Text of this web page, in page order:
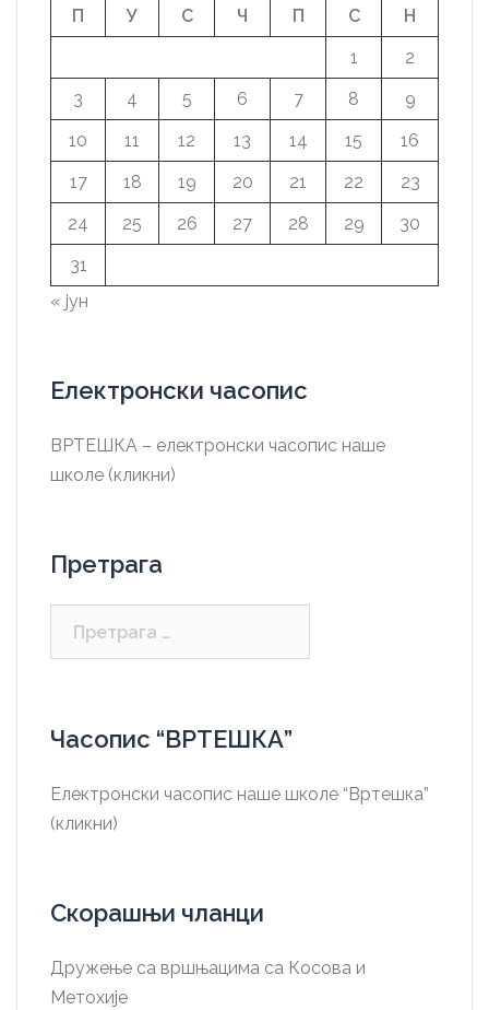
П У С Ч П С
Н
1
2
3
4 5 6 7 8
9
10
11 12 13 14 15
16
17
18 19 20 21 22
23
24
25 26 27 28 29
30
31
« јун
Електронски часопис
ВРТЕШКА – електронски часопис наше
школе (кликни)
Претрага
Часопис “ВРТЕШКА”
Електронски часопис наше школе “Вртешка”
(кликни)
Скорашњи чланци
Дружење са вршњацима са Косова и
Метохије